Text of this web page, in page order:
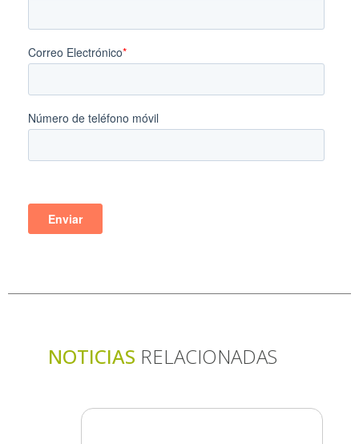
NOTICIAS RELACIONADAS